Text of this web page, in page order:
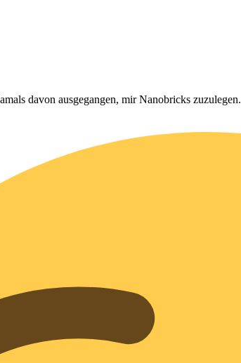
davon ausgegangen, mir Nanobricks zuzulegen.